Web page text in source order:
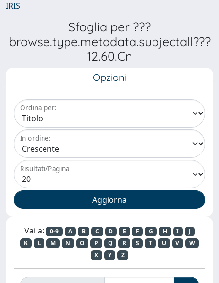
IRIS
Sfoglia per ???
browse.type.metadata.subjectall???
12.60.Cn
Opzioni
Ordina per:
In ordine:
Risultati/Pagina
Vai a: 0-9 A B C D E F G H I
J
K
L M N O P Q R S T U V
W
X
Y Z